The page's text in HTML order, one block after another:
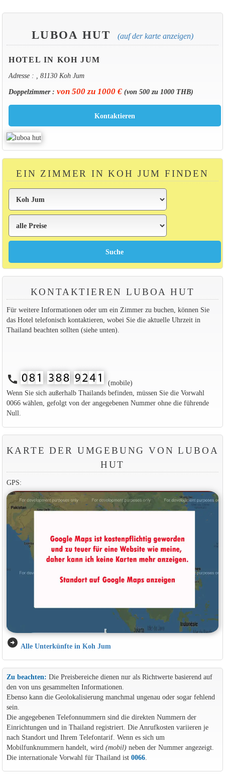
LUBOA HUT (auf der karte anzeigen)
HOTEL IN KOH JUM
Adresse : , 81130 Koh Jum
Doppelzimmer : von 500 zu 1000 €(von 500 zu 1000 THB)
EIN ZIMMER IN KOH JUM FINDEN
KONTAKTIEREN LUBOA HUT
Für weitere Informationen oder um ein Zimmer zu buchen, können Sie
das Hotel telefonisch kontaktieren, wobei Sie die aktuelle Uhrzeit in
Thailand beachten sollten (siehe unten).
call
(mobile)
Wenn Sie sich außerhalb Thailands befinden, müssen Sie die Vorwahl
0066 wählen, gefolgt von der angegebenen Nummer ohne die führende
Null.
KARTE DER UMGEBUNG VON LUBOA
HUT
GPS:
arrow_circle_right Alle Unterkünfte in Koh Jum
Zu beachten: Die Preisbereiche dienen nur als Richtwerte basierend auf
den von uns gesammelten Informationen.
Ebenso kann die Geolokalisierung manchmal ungenau oder sogar fehlend
sein.
Die angegebenen Telefonnummern sind die direkten Nummern der
Einrichtungen und in Thailand registriert. Die Anrufkosten variieren je
nach Standort und Ihrem Telefontarif. Wenn es sich um
Mobilfunknummern handelt, wird (mobil)neben der Nummer angezeigt.
Die internationale Vorwahl für Thailand ist 0066.